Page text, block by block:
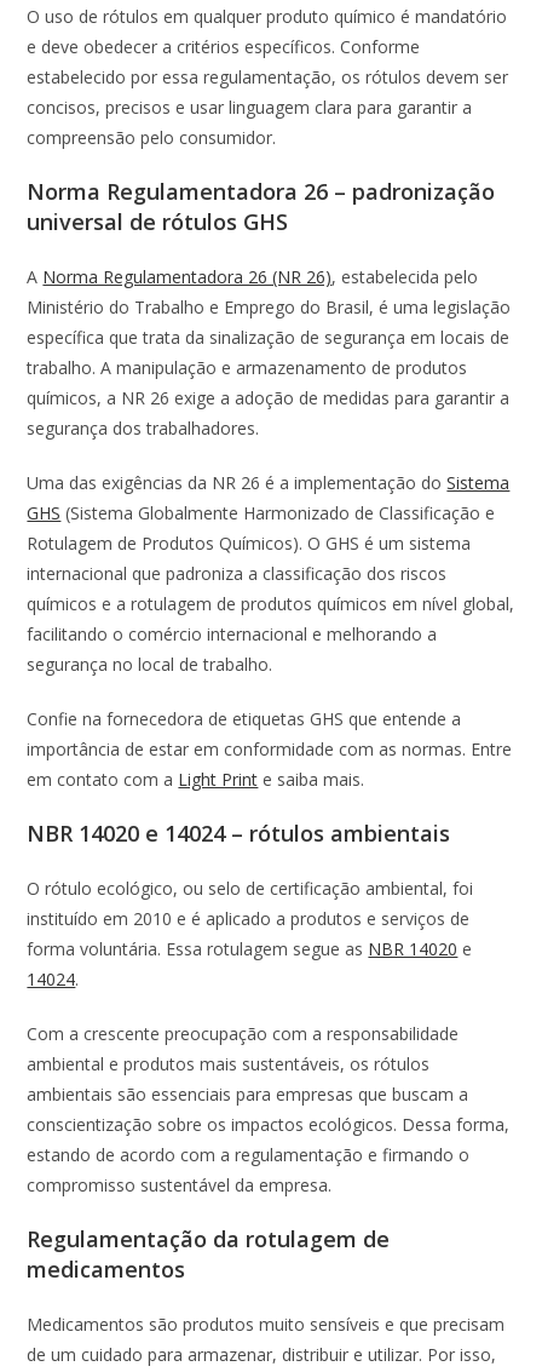
O uso de rótulos em qualquer produto químico é mandatório
e deve obedecer a critérios específicos. Conforme
estabelecido por essa regulamentação, os rótulos devem ser
concisos, precisos e usar linguagem clara para garantir a
compreensão pelo consumidor.
Norma Regulamentadora 26 – padronização
universal de rótulos GHS
A Norma Regulamentadora 26 (NR 26), estabelecida pelo
Ministério do Trabalho e Emprego do Brasil, é uma legislação
específica que trata da sinalização de segurança em locais de
trabalho. A manipulação e armazenamento de produtos
químicos, a NR 26 exige a adoção de medidas para garantir a
segurança dos trabalhadores.
Uma das exigências da NR 26 é a implementação doSistema
GHS (Sistema Globalmente Harmonizado de Classificação e
Rotulagem de Produtos Químicos). O GHS é um sistema
internacional que padroniza a classificação dos riscos
químicos e a rotulagem de produtos químicos em nível global,
facilitando o comércio internacional e melhorando a
segurança no local de trabalho.
Confie na fornecedora de etiquetas GHS que entende a
importância de estar em conformidade com as normas. Entre
em contato com a Light Print e saiba mais.
NBR 14020 e 14024 – rótulos ambientais
O rótulo ecológico, ou selo de certificação ambiental, foi
instituído em 2010 e é aplicado a produtos e serviços de
forma voluntária. Essa rotulagem segue as NBR 14020 e
14024.
Com a crescente preocupação com a responsabilidade
ambiental e produtos mais sustentáveis, os rótulos
ambientais são essenciais para empresas que buscam a
conscientização sobre os impactos ecológicos. Dessa forma,
estando de acordo com a regulamentação e firmando o
compromisso sustentável da empresa.
Regulamentação da rotulagem de
medicamentos
Medicamentos são produtos muito sensíveis e que precisam
de um cuidado para armazenar, distribuir e utilizar. Por isso,